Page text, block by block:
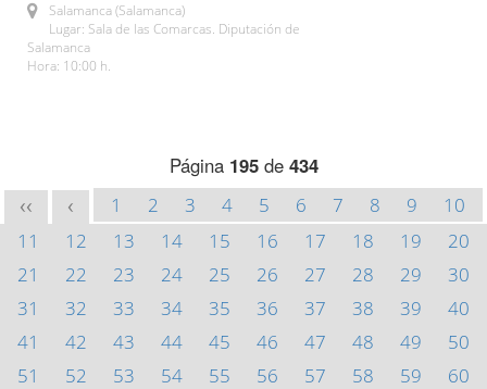
Salamanca (Salamanca)
Lugar: Sala de las Comarcas. Diputación de
Salamanca
Hora: 10:00 h.
Página 195de 434
<< < 1 2 3 4 5 6 7 8 9
10
11
12 13 14 15 16 17 18 19
20
21
22 23 24 25 26 27 28 29
30
31
32 33 34 35 36 37 38 39
40
41
42 43 44 45 46 47 48 49
50
51
52 53 54 55 56 57 58 59
60